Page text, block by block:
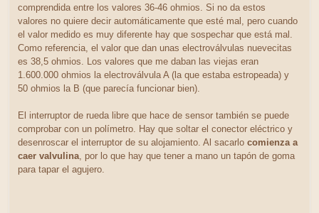
comprendida entre los valores 36-46 ohmios. Si no da estos
valores no quiere decir automáticamente que esté mal, pero cuando
el valor medido es muy diferente hay que sospechar que está mal.
Como referencia, el valor que dan unas electroválvulas nuevecitas
es 38,5 ohmios. Los valores que me daban las viejas eran
1.600.000 ohmios la electroválvula A (la que estaba estropeada) y
50 ohmios la B (que parecía funcionar bien).
El interruptor de rueda libre que hace de sensor también se puede
comprobar con un polímetro. Hay que soltar el conector eléctrico y
desenroscar el interruptor de su alojamiento. Al sacarlo comienza a
caer valvulina , por lo que hay que tener a mano un tapón de goma
para tapar el agujero.